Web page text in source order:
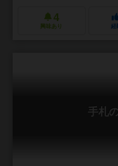
4
興味あり 経
手札